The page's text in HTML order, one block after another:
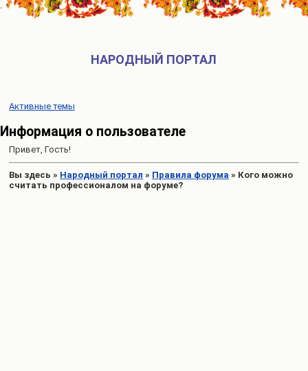
НАРОДНЫЙ ПОРТАЛ
Активные темы
Информация о пользователе
Привет, Гость!
Вы здесь » Народный портал » Правила форума » Кого можно
считать профессионалом на форуме?